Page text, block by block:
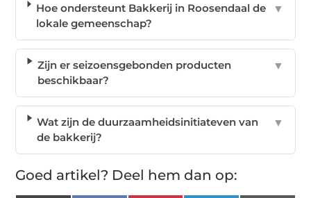
Hoe ondersteunt Bakkerij in Roosendaal de
lokale gemeenschap?
▼
Zijn er seizoensgebonden producten
beschikbaar?
▼
Wat zijn de duurzaamheidsinitiateven van
de bakkerij?
▼
Goed artikel? Deel hem dan op: